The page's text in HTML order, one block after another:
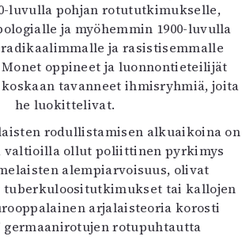
luvulla pohjan rotututkimukselle,
ja myöhemmin 1900-luvulla
ja rasistisemmalle
oppineet ja luonnontieteilijät
tavanneet ihmisryhmiä, joita
he luokittelivat.
rodullistamisen alkuaikoina on
valtioilla ollut poliittinen pyrkimys
alempiarvoisuus, olivat
tuberkuloositutkimukset tai kallojen
arjalaisteoria korosti
germaanirotujen rotupuhtautta